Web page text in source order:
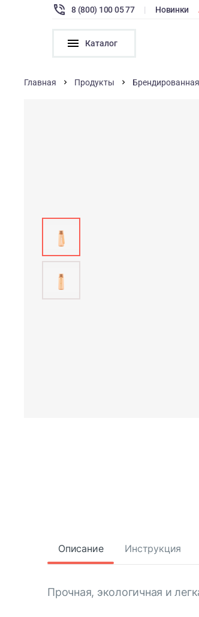
8 (800) 100 05 77 | Новинки
Каталог
Главная Продукты
Описание Инструкция
Прочная, экологичная и